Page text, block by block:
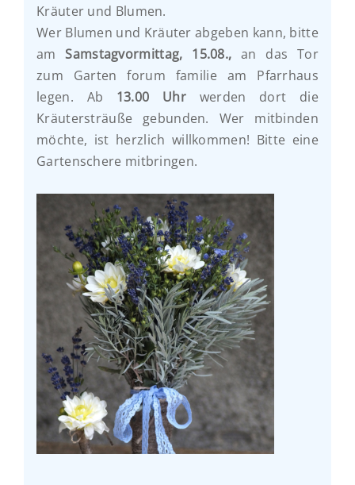
Kräuter und Blumen.
Wer Blumen und Kräuter abgeben kann, bitte
amSamstagvormittag, 15.08.,an das Tor
zum Garten forum familie am Pfarrhaus
legen. Ab 13.00 Uhrwerden dort die
Kräutersträuße gebunden. Wer mitbinden
möchte, ist herzlich willkommen! Bitte eine
Gartenschere mitbringen.